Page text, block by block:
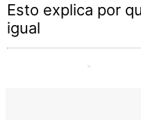
Esto explica por
igual